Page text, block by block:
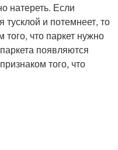
натереть. Если
тусклой и потемнеет, то
что паркет нужно
появляются
того, что